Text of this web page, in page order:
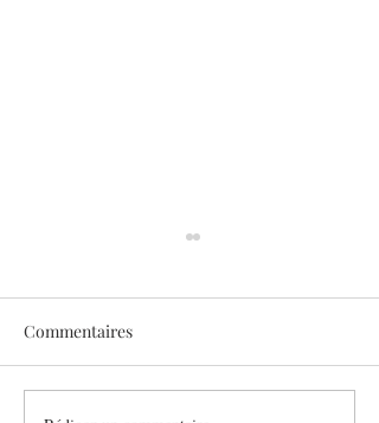
Commentaires